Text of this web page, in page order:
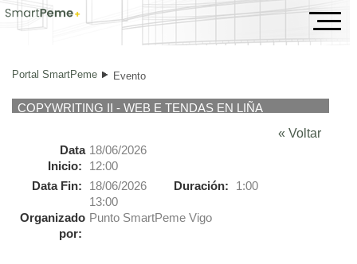
Evento
Portal SmartPeme Evento
COPYWRITING II - WEB E TENDAS EN LIÑA
« Voltar
Data
Inicio:
18/06/2026
12:00
Data Fin:
18/06/2026
13:00
Duración: 1:00
Organizado
por:
Punto SmartPeme Vigo